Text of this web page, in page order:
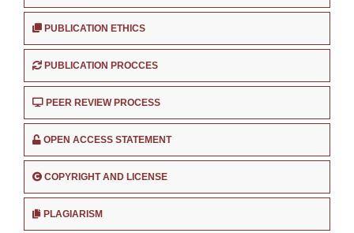
PUBLICATION ETHICS
PUBLICATION PROCCES
PEER REVIEW PROCESS
OPEN ACCESS STATEMENT
COPYRIGHT AND LICENSE
PLAGIARISM